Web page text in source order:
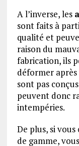
A l’inverse, les
sont faits à
qualité et
raison du
fabrication, ils
déformer après
sont pas
peuvent donc
intempéries.
De plus, si
de gamme,